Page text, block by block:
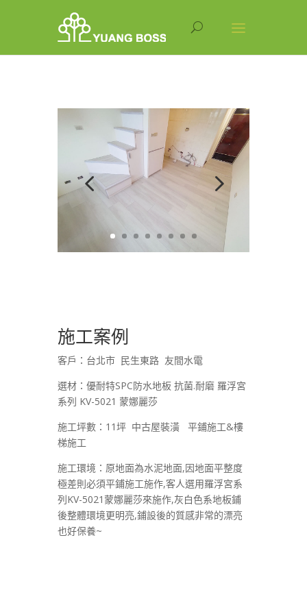
施工案例
客戶：台北市 民生東路 友間水電
選材：優耐特SPC防水地板 抗菌.耐磨 羅浮宮
系列 KV-5021 蒙娜麗莎
施工坪數：11坪 中古屋裝潢 平鋪施工&樓
梯施工
施工環境：原地面為水泥地面,因地面平整度
極差則必須平鋪施工施作,客人選用羅浮宮系
列KV-5021蒙娜麗莎來施作,灰白色系地板鋪
後整體環境更明亮,鋪設後的質感非常的漂亮
也好保養~